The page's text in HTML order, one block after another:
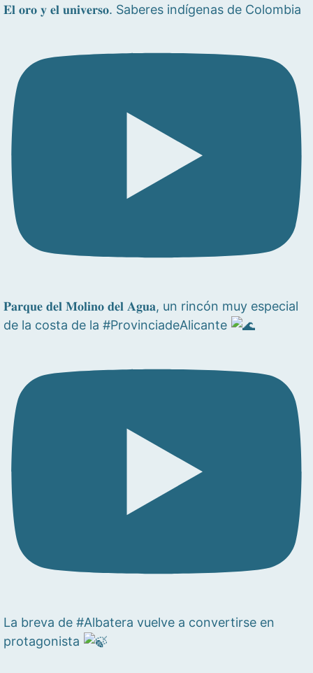
𝐄𝐥 𝐨𝐫𝐨 𝐲 𝐞𝐥 𝐮𝐧𝐢𝐯𝐞𝐫𝐬𝐨. Saberes indígenas de Colombia
𝐏𝐚𝐫𝐪𝐮𝐞 𝐝𝐞𝐥 𝐌𝐨𝐥𝐢𝐧𝐨 𝐝𝐞𝐥 𝐀𝐠𝐮𝐚, un rincón muy especial
de la costa de la #ProvinciadeAlicante
La breva de #Albatera vuelve a convertirse en
protagonista